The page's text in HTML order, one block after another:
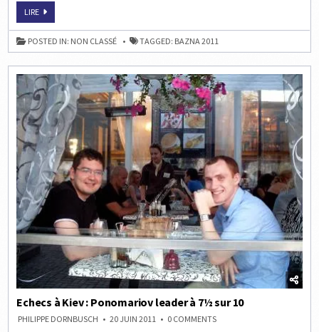
LIREECHECS
ROUMANIE
:
KARJAKIN
MINIATURISE
POSTED IN: NON CLASSÉ TAGGED: BAZNA 2011
Echecs à Kiev : Ponomariov leader à 7½ sur 10
PHILIPPE DORNBUSCH 20 JUIN 2011 0 COMMENTSON